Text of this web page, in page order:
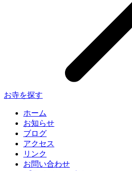
お寺を探す
ホーム
お知らせ
ブログ
アクセス
リンク
お問い合わせ